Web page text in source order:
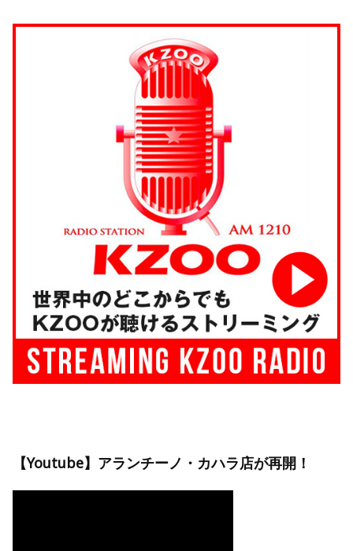
【Youtube】アランチーノ・カハラ店が再開！